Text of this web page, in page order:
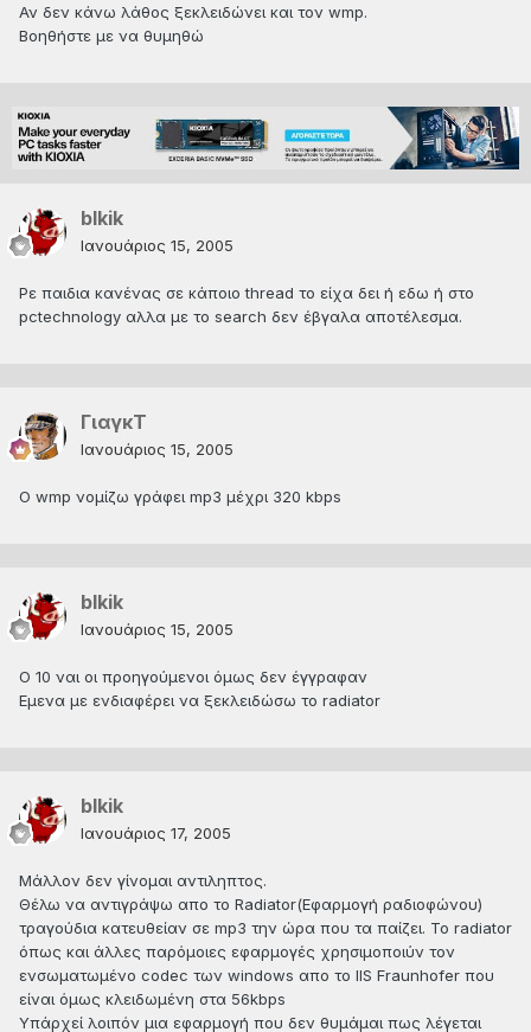
Αν δεν κάνω λάθος ξεκλειδώνει και τον wmp.
Βοηθήστε με να θυμηθώ
blkik
Ιανουάριος 15, 2005
Ρε παιδια κανένας σε κάποιο thread το είχα δει ή εδω ή στο
pctechnology αλλα με το search δεν έβγαλα αποτέλεσμα.
ΓιαγκΤ
Ιανουάριος 15, 2005
Ο wmp νομίζω γράφει mp3 μέχρι 320 kbps
blkik
Ιανουάριος 15, 2005
Ο 10 ναι οι προηγούμενοι όμως δεν έγγραφαν
Εμενα με ενδιαφέρει να ξεκλειδώσω το radiator
blkik
Ιανουάριος 17, 2005
Μάλλον δεν γίνομαι αντιληπτος.
Θέλω να αντιγράψω απο το Radiator(Εφαρμογή ραδιοφώνου)
τραγούδια κατευθείαν σε mp3 την ώρα που τα παίζει. Το radiator
όπως και άλλες παρόμοιες εφαρμογές χρησιμοποιύν τον
ενσωματωμένο codec των windows απο το IIS Fraunhofer που
είναι όμως κλειδωμένη στα 56kbps
Υπάρχεί λοιπόν μια εφαρμογή που δεν θυμάμαι πως λέγεται